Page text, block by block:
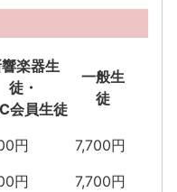
楽器生
徒・
会員生徒
一般生
徒
円
7,700円
円
7,700円